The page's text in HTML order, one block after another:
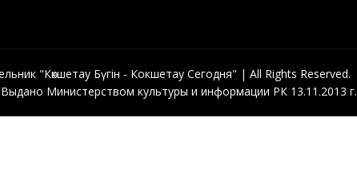
"Көкшетау Бүгін - Кокшетау Сегодня" | All Rights Reserved.
Министерством культуры и информации РК 13.11.2013 г.